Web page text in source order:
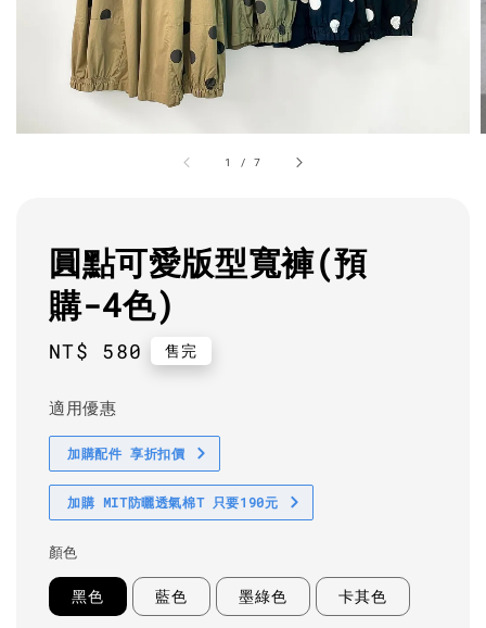
1 /7
圓點可愛版型寬褲(預
購-4色)
Regular
NT$ 580 售完
適用優惠
加購配件 享折扣價
加購 MIT防曬透氣棉T 只要190元
顏色
黑色 藍色 墨綠色 卡其色